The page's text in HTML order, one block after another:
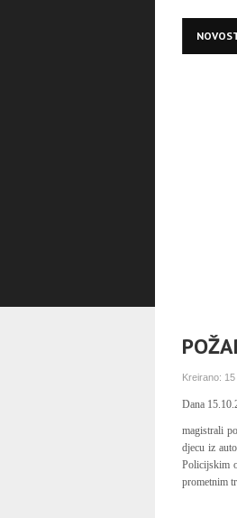
Kreirano:
Dana
magistrali
djecu iz
Policijskim
prometnim